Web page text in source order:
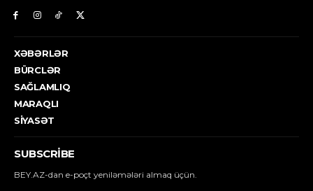
XƏBƏRLƏR
BÜRCLƏR
SAĞLAMLIQ
MARAQLI
SIYASƏT
SUBSCRIBE
BEY.AZ-dan e-poçt yeniləmələri almaq üçün.